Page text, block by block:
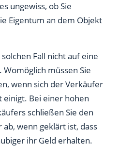
ungewiss, ob Sie
Eigentum an dem Objekt
Fall nicht auf eine
müssen Sie
wenn sich der Verkäufer
einigt. Bei einer hohen
schließen Sie den
wenn geklärt ist, dass
ihr Geld erhalten.